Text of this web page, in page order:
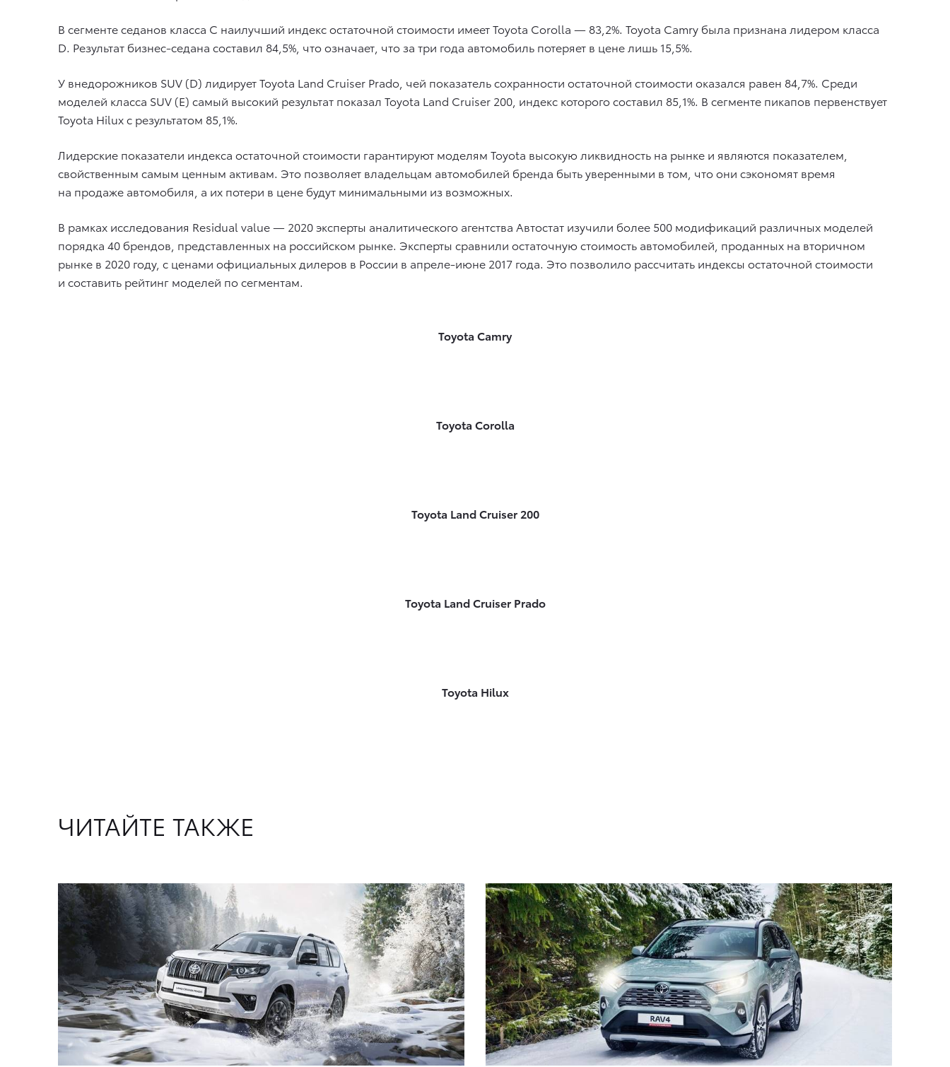
В сегменте седанов класса С наилучший индекс остаточной стоимости имеет Toyota Corolla — 83,2%. Toyota Camry была признана лидером класса
D. Результат бизнес-седана составил 84,5%, что означает, что за три года автомобиль потеряет в цене лишь 15,5%.
У внедорожников SUV (D) лидирует Toyota Land Cruiser Prado, чей показатель сохранности остаточной стоимости оказался равен 84,7%. Среди
моделей класса SUV (E) самый высокий результат показал Toyota Land Cruiser 200, индекс которого составил 85,1%. В сегменте пикапов первенствует
Toyota Hilux с результатом 85,1%.
Лидерские показатели индекса остаточной стоимости гарантируют моделям Toyota высокую ликвидность на рынке и являются показателем,
свойственным самым ценным активам. Это позволяет владельцам автомобилей бренда быть уверенными в том, что они сэкономят время
на продаже автомобиля, а их потери в цене будут минимальными из возможных.
В рамках исследования Residual value — 2020 эксперты аналитического агентства Автостат изучили более 500 модификаций различных моделей
порядка 40 брендов, представленных на российском рынке. Эксперты сравнили остаточную стоимость автомобилей, проданных на вторичном
рынке в 2020 году, с ценами официальных дилеров в России в апреле-июне 2017 года. Это позволило рассчитать индексы остаточной стоимости
и составить рейтинг моделей по сегментам.
Toyota Camry
Toyota Corolla
Toyota Land Cruiser 200
Toyota Land Cruiser Prado
Toyota Hilux
ЧИТАЙТЕ ТАКЖЕ